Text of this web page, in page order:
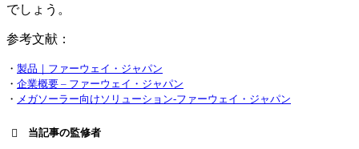
でしょう。
参考文献：
・ 製品｜ファーウェイ・ジャパン
・ 企業概要 – ファーウェイ・ジャパン
・ メガソーラー向けソリューション-ファーウェイ・ジャパン
当記事の監修者